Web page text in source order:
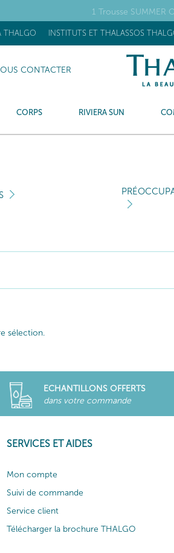
1 Trousse SUMMER
THALGO INSTITUTS ET THALASSOS
CONTACTER
CORPS RIVIERA SUN
sélection.
ECHANTILLONS OFFERTS
dans votre commande
SERVICES ET AIDES
Mon compte
Suivi de commande
Service client
Télécharger la brochure THALGO